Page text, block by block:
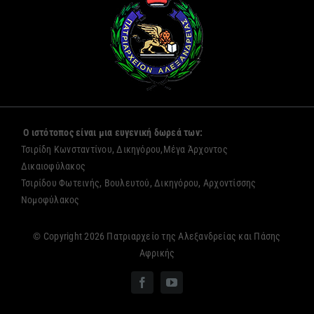
Ο ιστότοπος είναι μια ευγενική δωρεά των:
Τσιρίδη Κωνσταντίνου, Δικηγόρου,Μέγα Άρχοντος
Δικαιοφύλακος
Τσιρίδου Φωτεινής, Βουλευτού, Δικηγόρου, Αρχοντίσσης
Νομοφύλακος
© Copyright 2026 Πατριαρχείο της Αλεξανδρείας και Πάσης
Αφρικής